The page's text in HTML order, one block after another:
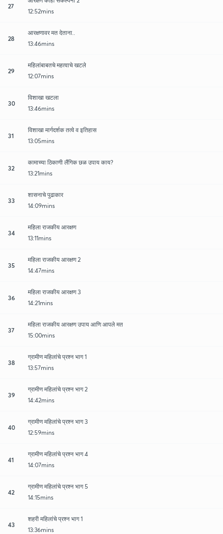
27
12:52mins
28
आरक्षणावर मत देताना..
13:46mins
29
महिलांबाबतचे महत्वाचे खटले
12:07mins
30
विशाखा खटला
13:46mins
31
विशाखा मार्गदर्शक तत्वे व इतिहास
13:05mins
32
कामाच्या ठिकाणी लैंगिक छळ उपाय काय?
13:21mins
33
शासनाचे पुढाकार
14:09mins
34
महिला राजकीय आरक्षण
13:11mins
35
महिला राजकीय आरक्षण 2
14:47mins
36
महिला राजकीय आरक्षण 3
14:21mins
37
महिला राजकीय आरक्षण उपाय आणि आपले मत
15:00mins
38
ग्रामीण महिलांचे प्रश्न भाग 1
13:57mins
39
ग्रामीण महिलांचे प्रश्न भाग 2
14:42mins
40
ग्रामीण महिलांचे प्रश्न भाग 3
12:59mins
41
ग्रामीण महिलांचे प्रश्न भाग 4
14:07mins
42
ग्रामीण महिलांचे प्रश्न भाग 5
14:15mins
43
शहरी महिलांचे प्रश्न भाग 1
13:36mins